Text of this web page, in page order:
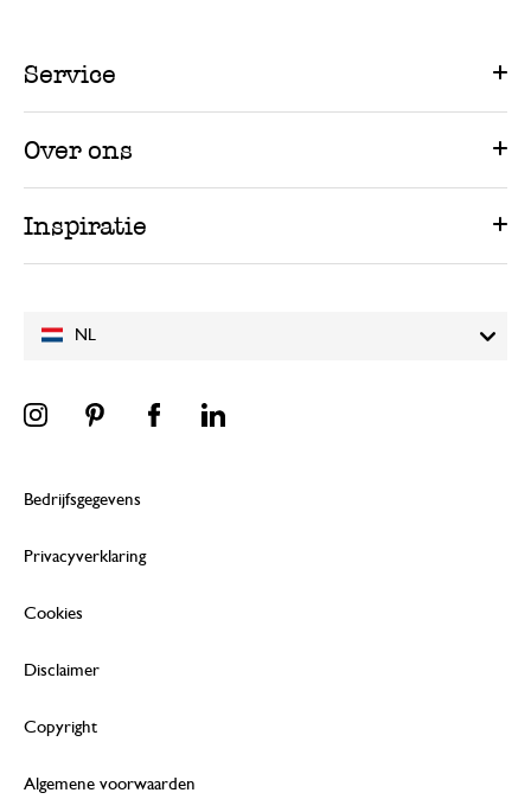
NL
Service
Over ons
Inspiratie
Bedrijfsgegevens
Privacyverklaring
Cookies
Disclaimer
Copyright
Algemene voorwaarden